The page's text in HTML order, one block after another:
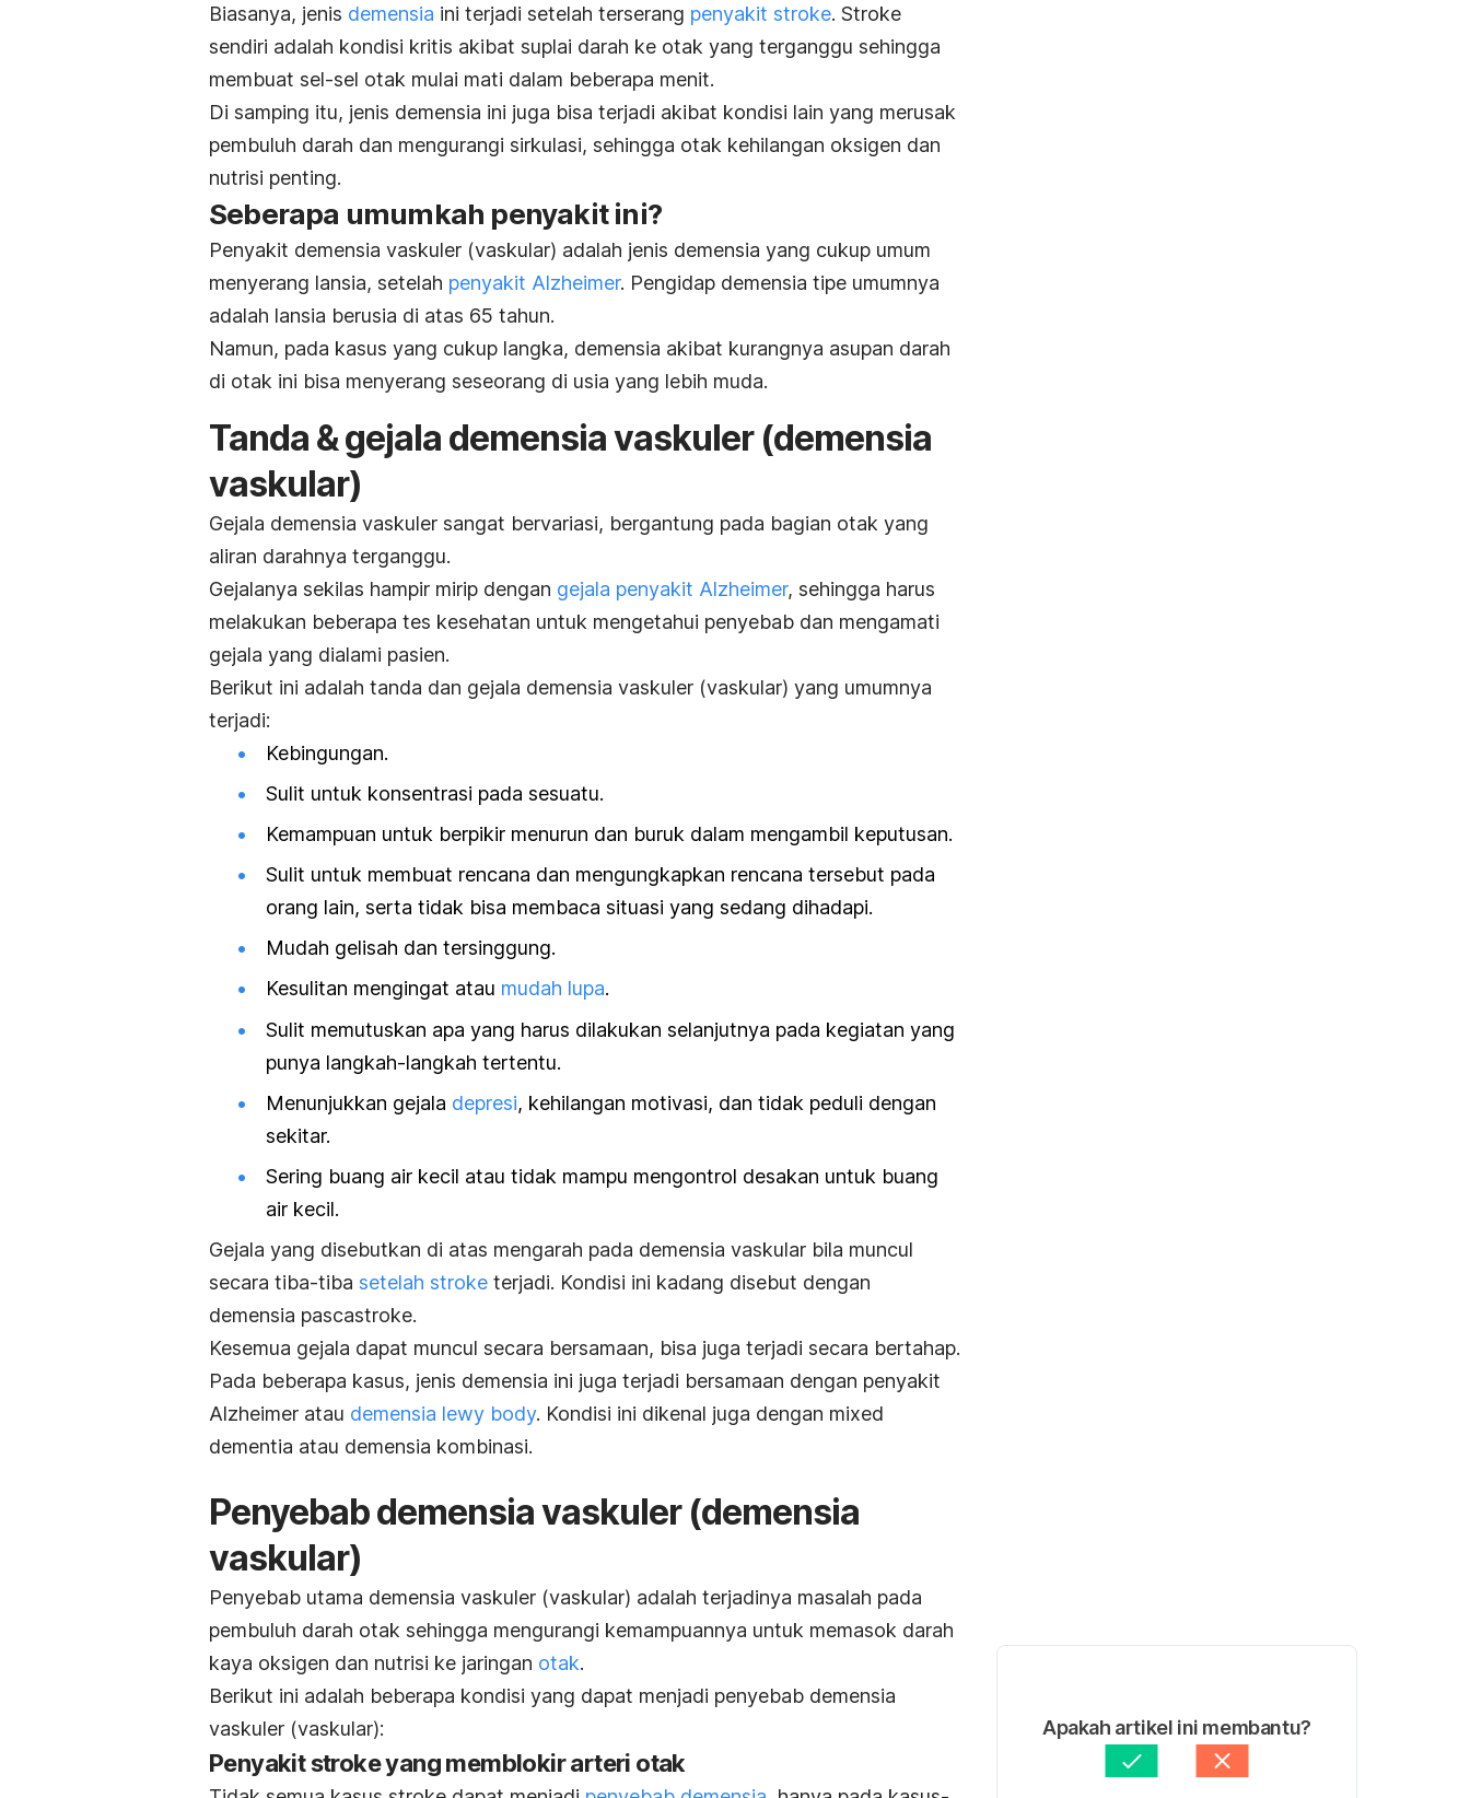
Biasanya, jenis demensia ini terjadi setelah terserang penyakit stroke. Stroke
sendiri adalah kondisi kritis akibat suplai darah ke otak yang terganggu sehingga
membuat sel-sel otak mulai mati dalam beberapa menit.
Di samping itu, jenis demensia ini juga bisa terjadi akibat kondisi lain yang merusak
pembuluh darah dan mengurangi sirkulasi, sehingga otak kehilangan oksigen dan
nutrisi penting.
Seberapa umumkah penyakit ini?
Penyakit demensia vaskuler (vaskular) adalah jenis demensia yang cukup umum
menyerang lansia, setelah penyakit Alzheimer. Pengidap demensia tipe umumnya
adalah lansia berusia di atas 65 tahun.
Namun, pada kasus yang cukup langka, demensia akibat kurangnya asupan darah
di otak ini bisa menyerang seseorang di usia yang lebih muda.
Tanda & gejala demensia vaskuler (demensia
vaskular)
Gejala demensia vaskuler sangat bervariasi, bergantung pada bagian otak yang
aliran darahnya terganggu.
Gejalanya sekilas hampir mirip dengan gejala penyakit Alzheimer, sehingga harus
melakukan beberapa tes kesehatan untuk mengetahui penyebab dan mengamati
gejala yang dialami pasien.
Berikut ini adalah tanda dan gejala demensia vaskuler (vaskular) yang umumnya
terjadi:
Kebingungan.
Sulit untuk konsentrasi pada sesuatu.
Kemampuan untuk berpikir menurun dan buruk dalam mengambil keputusan.
Sulit untuk membuat rencana dan mengungkapkan rencana tersebut pada
orang lain, serta tidak bisa membaca situasi yang sedang dihadapi.
Mudah gelisah dan tersinggung.
Kesulitan mengingat atau mudah lupa.
Sulit memutuskan apa yang harus dilakukan selanjutnya pada kegiatan yang
punya langkah-langkah tertentu.
Menunjukkan gejala depresi, kehilangan motivasi, dan tidak peduli dengan
sekitar.
Sering buang air kecil atau tidak mampu mengontrol desakan untuk buang
air kecil.
Gejala yang disebutkan di atas mengarah pada demensia vaskular bila muncul
secara tiba-tiba setelah stroke terjadi. Kondisi ini kadang disebut dengan
demensia pascastroke.
Kesemua gejala dapat muncul secara bersamaan, bisa juga terjadi secara bertahap.
Pada beberapa kasus, jenis demensia ini juga terjadi bersamaan dengan penyakit
Alzheimer atau demensia lewy body. Kondisi ini dikenal juga dengan mixed
dementia atau demensia kombinasi.
Penyebab demensia vaskuler (demensia
vaskular)
Penyebab utama demensia vaskuler (vaskular) adalah terjadinya masalah pada
pembuluh darah otak sehingga mengurangi kemampuannya untuk memasok darah
kaya oksigen dan nutrisi ke jaringan otak.
Berikut ini adalah beberapa kondisi yang dapat menjadi penyebab demensia
vaskuler (vaskular):
Penyakit stroke yang memblokir arteri otak
Apakah artikel ini membantu?